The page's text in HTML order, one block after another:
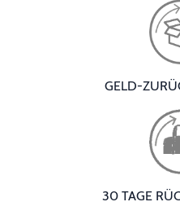
GELD-
30 TAGE